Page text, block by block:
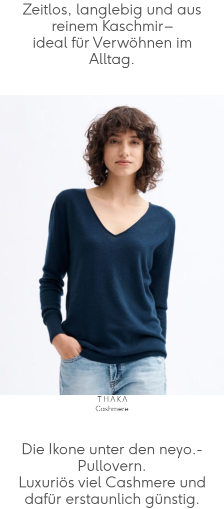
Zeitlos, langlebig und aus
reinem Kaschmir –
ideal für Verwöhnen im
Alltag.
T H A K A
Cashmere
Die Ikone unter den neyo.-
Pullovern.
Luxuriös viel Cashmere und
dafür erstaunlich günstig.